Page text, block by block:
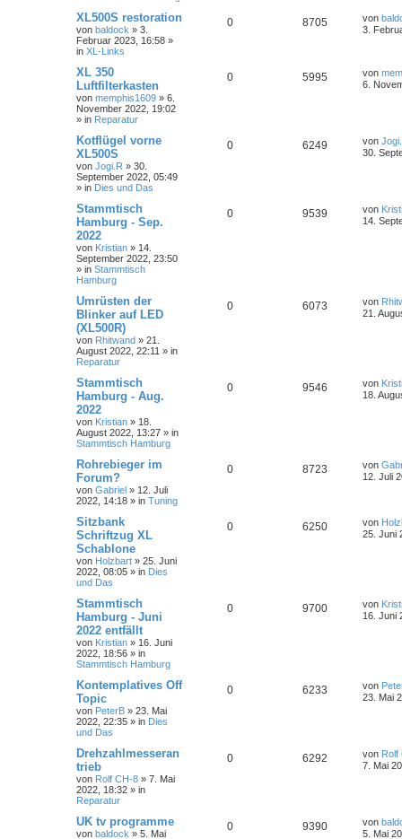
XL500S restoration
von baldock » 3.
Februar 2023, 16:58 »
in XL-Links
0 8705 von
3.
XL 350
Luftfilterkasten
von memphis1609 » 6.
November 2022, 19:02
» in Reparatur
0 5995 von
6.
Kotflügel vorne
XL500S
von Jogi.R » 30.
September 2022, 05:49
» in Dies und Das
0 6249 von
30.
Stammtisch
Hamburg - Sep.
2022
von Kristian » 14.
September 2022, 23:50
» in Stammtisch
Hamburg
0 9539 von
14.
Umrüsten der
Blinker auf LED
(XL500R)
von Rhitwand » 21.
August 2022, 22:11 » in
Reparatur
0 6073 von
21.
Stammtisch
Hamburg - Aug.
2022
von Kristian » 18.
August 2022, 13:27 » in
Stammtisch Hamburg
0 9546 von
18.
Rohrebieger im
Forum?
von Gabriel » 12. Juli
2022, 14:18 » in Tuning
0 8723 von
12. Juli
Sitzbank
Schriftzug XL
Schablone
von Holzbart » 25. Juni
2022, 08:05 » in Dies
und Das
0 6250 von
25. Juni
Stammtisch
Hamburg - Juni
2022 entfällt
von Kristian » 16. Juni
2022, 18:56 » in
Stammtisch Hamburg
0 9700 von
16. Juni
Kontemplatives Off
Topic
von PeterB » 23. Mai
2022, 22:35 » in Dies
und Das
0 6233 von
23. Mai
Drehzahlmesseran
trieb
von Rolf CH-8 » 7. Mai
2022, 18:32 » in
Reparatur
0 6292 von Rolf
7. Mai
UK tv programme
von baldock » 5. Mai
0 9390 von
5. Mai